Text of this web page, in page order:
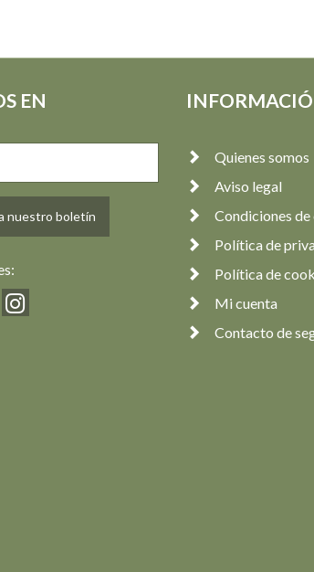
EN
nuestro boletín
Quienes somos
Aviso legal
Condiciones
Política de
Política de
Mi cuenta
Contacto de